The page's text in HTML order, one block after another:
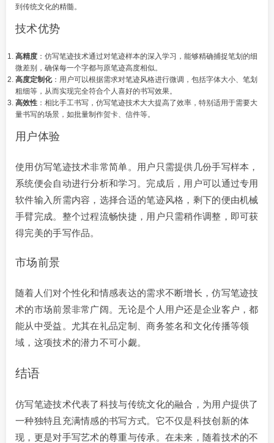
到传统文化的精髓。
技术优势
高精度 ：仿写笔迹技术通过对笔迹样本的深入学习，能够精确捕捉笔划的细
微差别，确保每一个字都与原笔迹高度相似。
高度定制化：用户可以根据需求对笔迹风格进行微调，包括字体大小、笔划
粗细等，从而实现完全符合个人喜好的书写效果。
高效性 ：相比手工书写，仿写笔迹技术大大提高了效率，特别适用于需要大
量书写的场景，如批量制作贺卡、信件等。
用户体验
使用仿写笔迹技术非常简单。用户只需提供几份手写样本，
系统便会自动进行分析和学习。完成后，用户可以通过专用
软件输入所需内容，选择合适的笔迹风格，剩下的便由机械
手臂完成。整个过程流畅快捷，用户只需稍作调整，即可获
得完美的手写作品。
市场前景
随着人们对个性化和情感表达的需求不断增长，仿写笔迹技
术的市场前景非常广阔。无论是个人用户还是企业客户，都
能从中受益。尤其在礼品定制、商务签名和文化传播等领
域，这项技术的潜力不可小觑。
结语
仿写笔迹技术代表了科技与传统文化的融合，为用户提供了
一种独特且充满情感的书写方式。它不仅是科技创新的体
现，更是对手写艺术的尊重与传承。在未来，随着技术的不